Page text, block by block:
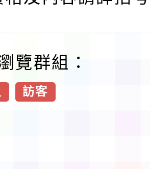
覽群組：
訪客